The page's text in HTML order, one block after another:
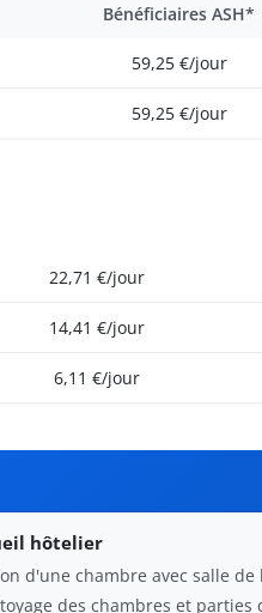
Bénéficiaires ASH*
59,25 €/jour
59,25 €/jour
22,71 €/jour
14,41 €/jour
6,11 €/jour
hôtelier
d'une chambre avec salle
des chambres et parties